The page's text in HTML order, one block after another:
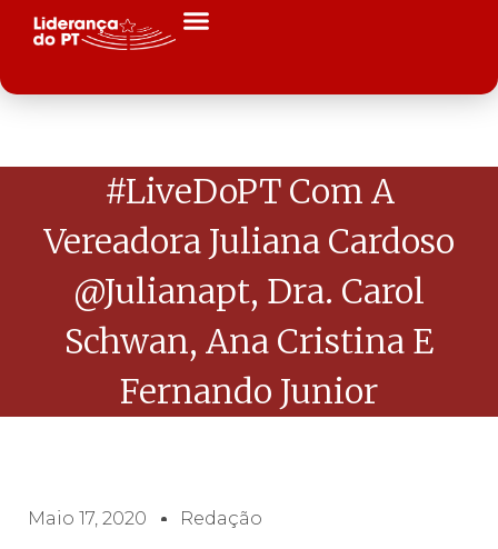
#LiveDoPT Com A
Vereadora Juliana Cardoso
@julianapt, Dra. Carol
Schwan, Ana Cristina E
Fernando Junior
Maio 17, 2020 Redação